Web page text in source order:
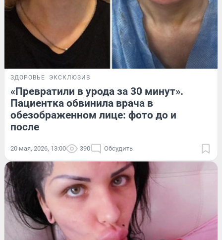
ЗДОРОВЬЕ ЭКСКЛЮЗИВ
«Превратили в урода за 30 минут».
Пациентка обвинила врача в
обезображенном лице: фото до и
после
20 мая, 2026, 13:00 390 Обсудить